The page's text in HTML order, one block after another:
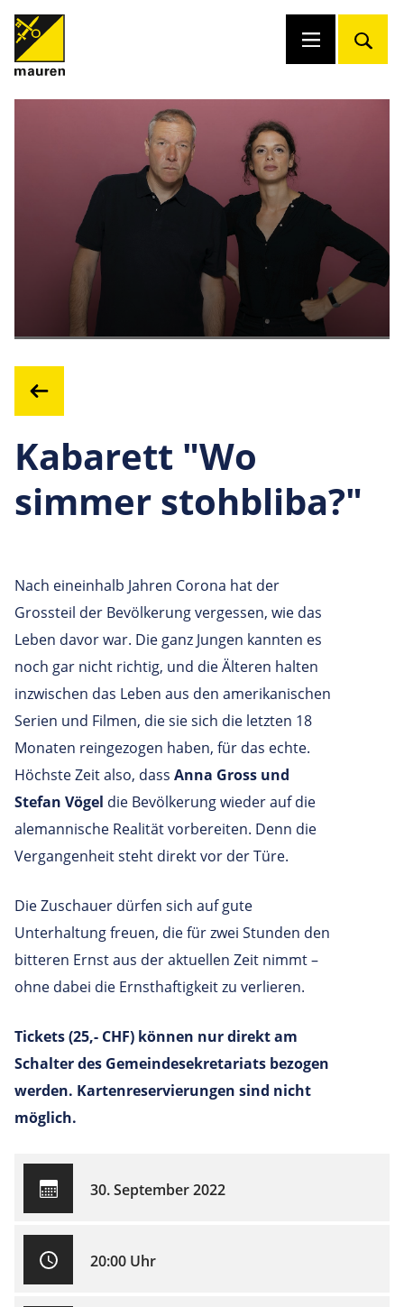
Kabarett "Wo
simmer stohbliba?"
Nach eineinhalb Jahren Corona hat der
Grossteil der Bevölkerung vergessen, wie das
Leben davor war. Die ganz Jungen kannten es
noch gar nicht richtig, und die Älteren halten
inzwischen das Leben aus den amerikanischen
Serien und Filmen, die sie sich die letzten 18
Monaten reingezogen haben, für das echte.
Höchste Zeit also, dass Anna Gross und
Stefan Vögel die Bevölkerung wieder auf die
alemannische Realität vorbereiten. Denn die
Vergangenheit steht direkt vor der Türe.
Die Zuschauer dürfen sich auf gute
Unterhaltung freuen, die für zwei Stunden den
bitteren Ernst aus der aktuellen Zeit nimmt –
ohne dabei die Ernsthaftigkeit zu verlieren.
Tickets (25,- CHF) können nur direkt am
Schalter des Gemeindesekretariats bezogen
werden. Kartenreservierungen sind nicht
möglich.
30. September 2022
20:00 Uhr